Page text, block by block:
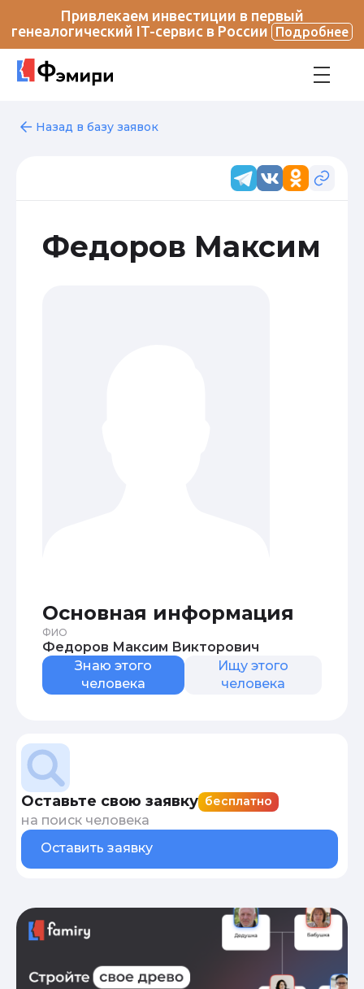
Привлекаем инвестиции в первый
генеалогический IT-сервис в России
Подробнее
Назад в базу заявок
Федоров Максим
Основная информация
ФИО
Федоров Максим Викторович
Знаю этого
человека
Ищу этого
человека
Оставьте свою заявку бесплатно
на поиск человека
Оставить заявку